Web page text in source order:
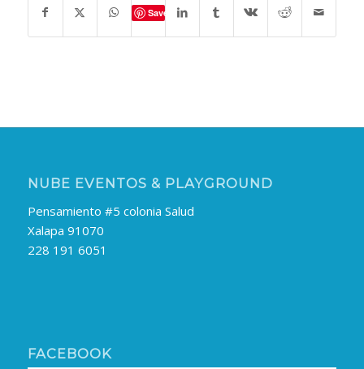
Save
NUBE EVENTOS & PLAYGROUND
Pensamiento #5 colonia Salud
Xalapa 91070
228 191 6051
FACEBOOK